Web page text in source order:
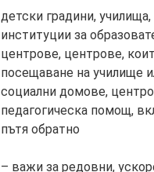
детски градини,
институции за
центрове, центрове,
посещаване на училище
социални домове,
педагогическа помощ,
пътя обратно
– важи за редовни,